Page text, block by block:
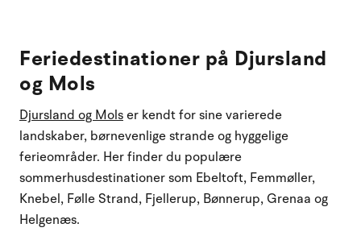
Feriedestinationer på Djursland
og Mols
Djursland og Molser kendt for sine varierede
landskaber, børnevenlige strande og hyggelige
ferieområder. Her finder du populære
sommerhusdestinationer som Ebeltoft, Femmøller,
Knebel, Følle Strand, Fjellerup, Bønnerup, Grenaa og
Helgenæs.